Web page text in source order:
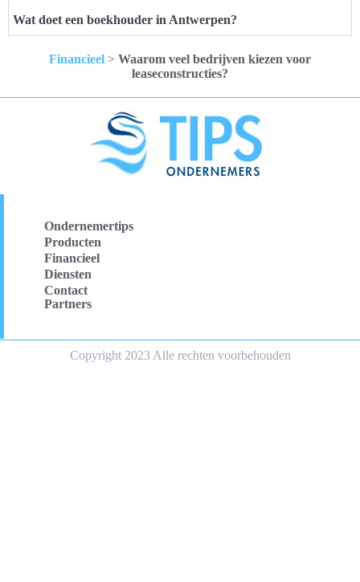
Wat doet een boekhouder in Antwerpen?
Financieel > Waarom veel bedrijven kiezen voor
leaseconstructies?
Ondernemertips
Producten
Financieel
Diensten
Contact
Partners
Copyright 2023 Alle rechten voorbehouden